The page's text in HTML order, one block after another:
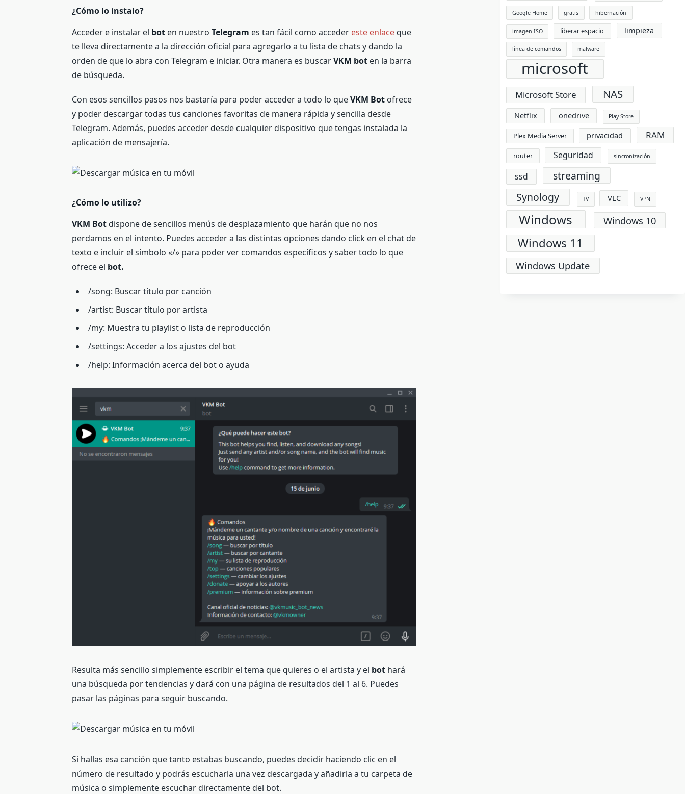
¿Cómo lo instalo?
Acceder e instalar el bot en nuestroTelegram es tan fácil como acceder este enlaceque
te lleva directamente a la dirección oficial para agregarlo a tu lista de chats y dando la
orden de que lo abra con Telegram e iniciar. Otra manera es buscarVKM bot en la barra
de búsqueda.
Con esos sencillos pasos nos bastaría para poder acceder a todo lo queVKM Bot ofrece
y poder descargar todas tus canciones favoritas de manera rápida y sencilla desde
Telegram. Además, puedes acceder desde cualquier dispositivo que tengas instalada la
aplicación de mensajería.
¿Cómo lo utilizo?
VKM Botdispone de sencillos menús de desplazamiento que harán que no nos
perdamos en el intento. Puedes acceder a las distintas opciones dando click en el chat de
texto e incluir el símbolo «/» para poder ver comandos específicos y saber todo lo que
ofrece el bot.
/song: Buscar título por canción
/artist: Buscar título por artista
/my: Muestra tu playlist o lista de reproducción
/settings: Acceder a los ajustes del bot
/help: Información acerca del bot o ayuda
Resulta más sencillo simplemente escribir el tema que quieres o el artista y el bot hará
una búsqueda por tendencias y dará con una página de resultados del 1 al 6. Puedes
pasar las páginas para seguir buscando.
Si hallas esa canción que tanto estabas buscando, puedes decidir haciendo clic en el
número de resultado y podrás escucharla una vez descargada y añadirla a tu carpeta de
música o simplemente escuchar directamente del bot.
Google Home gratis hibernación
imagen ISO liberar espacio limpieza
línea de comandos malware
microsoft
Microsoft Store NAS
Netflix onedrive Play Store
Plex Media Server privacidad RAM
router Seguridad sincronización
ssd
streaming
Synology
TV VLC VPN
Windows Windows 10
Windows 11
Windows Update